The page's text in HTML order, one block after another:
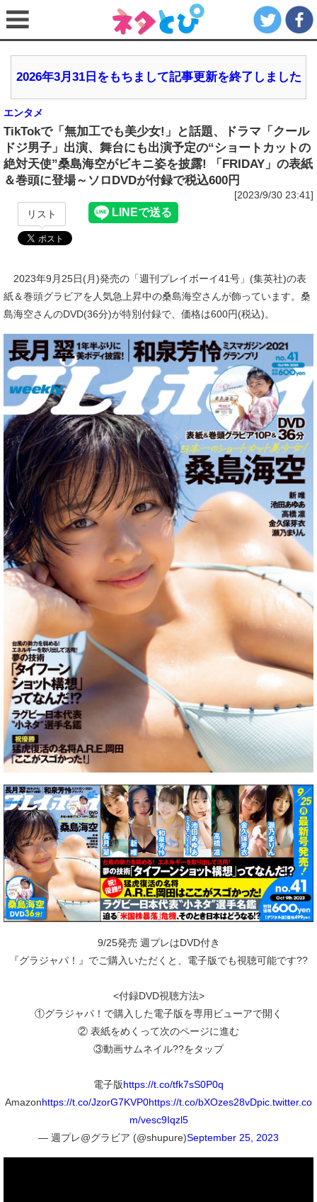
2026年3月31日をもちまして記事更新を終了しました
エンタメ
TikTokで「無加工でも美少女!」と話題、ドラマ「クール
ドジ男子」出演、舞台にも出演予定の“ショートカットの
絶対天使”桑島海空がビキニ姿を披露! 「FRIDAY」の表紙
＆巻頭に登場～ソロDVDが付録で税込600円
[2023/9/30 23:41]
リスト
2023年9月25日(月)発売の「週刊プレイボーイ41号」(集英社)の表
紙＆巻頭グラビアを人気急上昇中の桑島海空さんが飾っています。桑
島海空さんのDVD(36分)が特別付録で、価格は600円(税込)。
9/25発売 週プレはDVD付き
『グラジャパ！』でご購入いただくと、電子版でも視聴可能です??
<付録DVD視聴方法>
①グラジャパ！で購入した電子版を専用ビューアで開く
② 表紙をめくって次のページに進む
③動画サムネイル??をタップ
電子版https://t.co/tfk7sS0P0q
Amazonhttps://t.co/JzorG7KVP0https://t.co/bXOzes28vDpic.twitter.co
m/vesc9Iqzl5
— 週プレ@グラビア (@shupure)September 25, 2023